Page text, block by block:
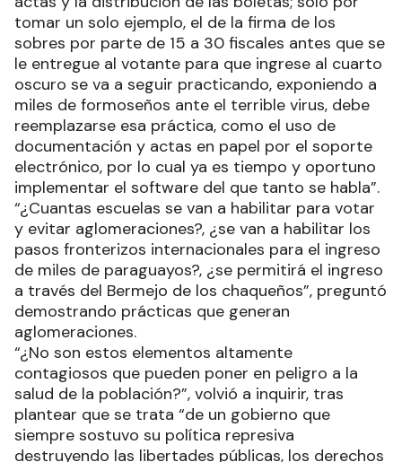
tomar un solo ejemplo, el de la firma de los
sobres por parte de 15 a 30 fiscales antes que se
le entregue al votante para que ingrese al cuarto
oscuro se va a seguir practicando, exponiendo a
miles de formoseños ante el terrible virus, debe
reemplazarse esa práctica, como el uso de
documentación y actas en papel por el soporte
electrónico, por lo cual ya es tiempo y oportuno
implementar el software del que tanto se habla”.
“¿Cuantas escuelas se van a habilitar para votar
y evitar aglomeraciones?, ¿se van a habilitar los
pasos fronterizos internacionales para el ingreso
de miles de paraguayos?, ¿se permitirá el ingreso
a través del Bermejo de los chaqueños”, preguntó
demostrando prácticas que generan
aglomeraciones.
“¿No son estos elementos altamente
contagiosos que pueden poner en peligro a la
salud de la población?”, volvió a inquirir, tras
plantear que se trata “de un gobierno que
siempre sostuvo su política represiva
destruyendo las libertades públicas, los derechos